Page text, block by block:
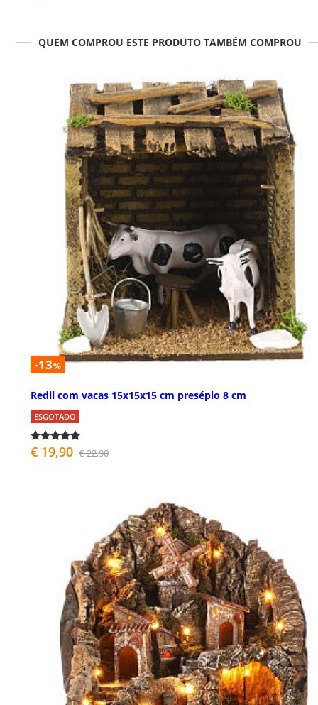
QUEM COMPROU ESTE PRODUTO TAMBÉM COMPROU
-13%
Redil com vacas 15x15x15 cm presépio 8 cm
ESGOTADO
€ 19,90 € 22,90